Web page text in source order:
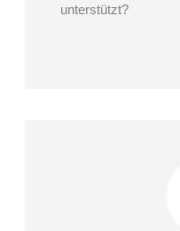
unterstützt?